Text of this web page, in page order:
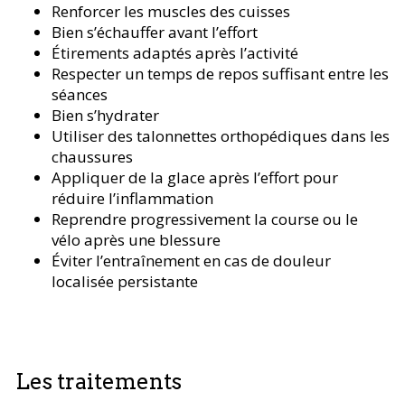
Renforcer les muscles des cuisses
Bien s’échauffer avant l’effort
Étirements adaptés après l’activité
Respecter un temps de repos suffisant entre les
séances
Bien s’hydrater
Utiliser des talonnettes orthopédiques dans les
chaussures
Appliquer de la glace après l’effort pour
réduire l’inflammation
Reprendre progressivement la course ou le
vélo après une blessure
Éviter l’entraînement en cas de douleur
localisée persistante
Les traitements